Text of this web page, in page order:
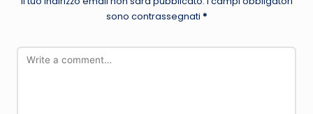
sono contrassegnati *